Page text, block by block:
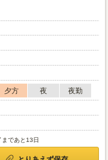
夕方 夜
夜勤
まであと13日